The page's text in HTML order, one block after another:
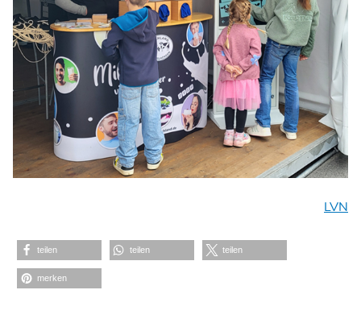
LVN
teilen teilen teilen
merken